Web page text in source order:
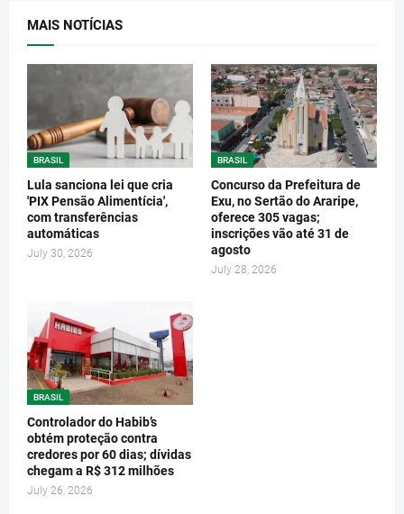
MAIS NOTÍCIAS
BRASIL
Lula sanciona lei que cria
'PIX Pensão Alimentícia',
com transferências
automáticas
July 30, 2026
BRASIL
Concurso da Prefeitura de
Exu, no Sertão do Araripe,
oferece 305 vagas;
inscrições vão até 31 de
agosto
July 28, 2026
BRASIL
Controlador do Habib’s
obtém proteção contra
credores por 60 dias; dívidas
chegam a R$ 312 milhões
July 26, 2026